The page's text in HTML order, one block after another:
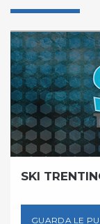
SKI
GUARDA LE